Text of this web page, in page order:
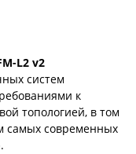
L2 v2
систем
к
топологией, в том
самых современных